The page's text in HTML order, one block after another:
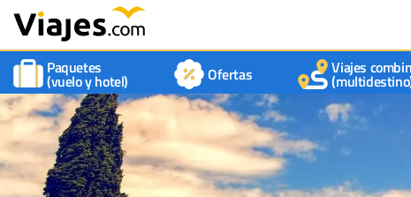
Paquetes
(vuelo y hotel) Ofertas Viajes